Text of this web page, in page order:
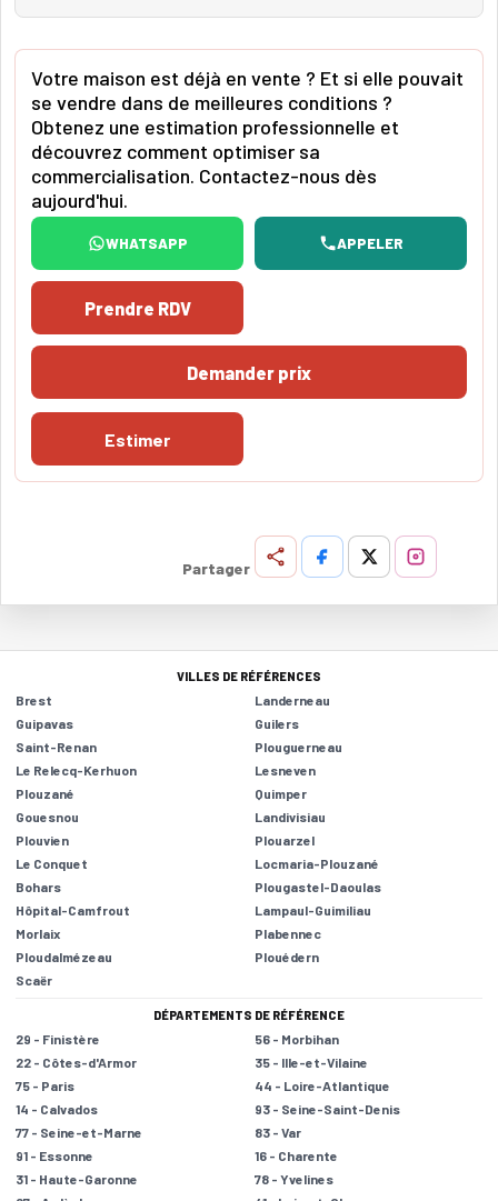
Votre maison est déjà en vente ? Et si elle pouvait
se vendre dans de meilleures conditions ?
Obtenez une estimation professionnelle et
découvrez comment optimiser sa
commercialisation. Contactez-nous dès
aujourd'hui.
WHATSAPP APPELER
Prendre RDV
Demander prix
Estimer
Partager
VILLES DE RÉFÉRENCES
Brest
Landerneau
Guipavas
Guilers
Saint-Renan
Plouguerneau
Le Relecq-Kerhuon
Lesneven
Plouzané
Quimper
Gouesnou
Landivisiau
Plouvien
Plouarzel
Le Conquet
Locmaria-Plouzané
Bohars
Plougastel-Daoulas
Hôpital-Camfrout
Lampaul-Guimiliau
Morlaix
Plabennec
Ploudalmézeau
Plouédern
Scaër
DÉPARTEMENTS DE RÉFÉRENCE
29 - Finistère
56 - Morbihan
22 - Côtes-d'Armor
35 - Ille-et-Vilaine
75 - Paris
44 - Loire-Atlantique
14 - Calvados
93 - Seine-Saint-Denis
77 - Seine-et-Marne
83 - Var
91 - Essonne
16 - Charente
31 - Haute-Garonne
78 - Yvelines